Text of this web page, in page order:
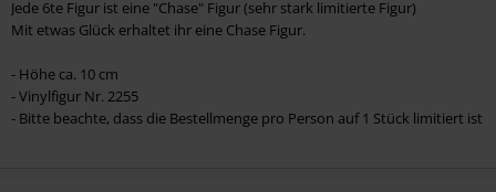
Jede 6te Figur ist eine "Chase" Figur (sehr stark limitierte Figur)
Mit etwas Glück erhaltet ihr eine Chase Figur.
- Höhe ca. 10 cm
- Vinylfigur Nr. 2255
- Bitte beachte, dass die Bestellmenge pro Person auf 1 Stück limitiert ist